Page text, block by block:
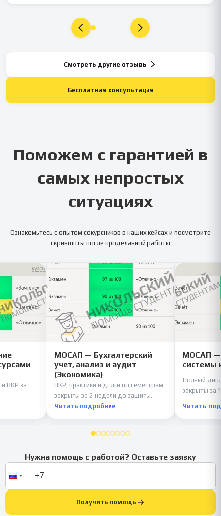
Смотреть другие отзывы
Бесплатная консультация
Поможем с гарантией в
самых непростых
ситуациях
Ознакомьтесь с опытом сокурсников в наших кейсах и посмотрите
скриншоты после проделанной работы
и ВКР за
МОСАП — Бухгалтерский
учет, анализ и аудит
(Экономика)
ВКР, практики и долги по семестрам
закрыты за 2 недели до защиты.
Читать подробнее
МОСАП —
системы
Полный
закрыты за
Читать
Нужна помощь с работой? Оставьте заявку
Получить помощь